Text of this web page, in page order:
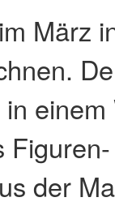
März
der